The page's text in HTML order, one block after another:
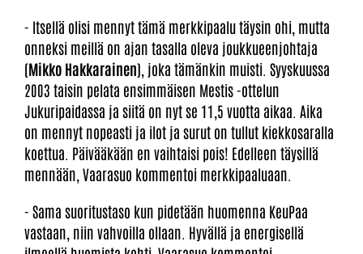
- Itsellä olisi mennyt tämä merkkipaalu täysin ohi, mutta
onneksi meillä on ajan tasalla oleva joukkueenjohtaja
(Mikko Hakkarainen), joka tämänkin muisti. Syyskuussa
2003 taisin pelata ensimmäisen Mestis -ottelun
Jukuripaidassa ja siitä on nyt se 11,5 vuotta aikaa. Aika
on mennyt nopeasti ja ilot ja surut on tullut kiekkosaralla
koettua. Päivääkään en vaihtaisi pois! Edelleen täysillä
mennään, Vaarasuo kommentoi merkkipaaluaan.
- Sama suoritustaso kun pidetään huomenna KeuPaa
vastaan, niin vahvoilla ollaan. Hyvällä ja energisellä